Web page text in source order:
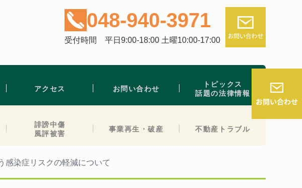
048-940-3971
受付時間 平日9:00-18:00 土曜10:00-17:00
アクセス お問い合わせ
トピックス
話題の法律情報
誹謗中傷
風評被害
事業再生・破産 不動産トラブル
感染症リスクの軽減について